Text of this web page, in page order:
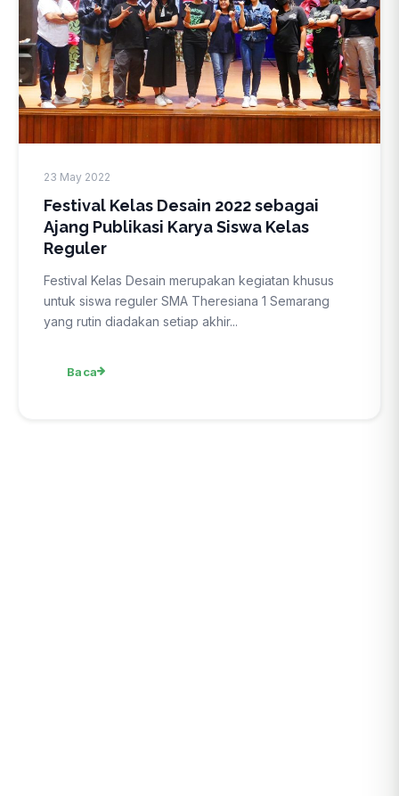
23 May 2022
Festival Kelas Desain 2022 sebagai
Ajang Publikasi Karya Siswa Kelas
Reguler
Festival Kelas Desain merupakan kegiatan khusus
untuk siswa reguler SMA Theresiana 1 Semarang
yang rutin diadakan setiap akhir...
Baca